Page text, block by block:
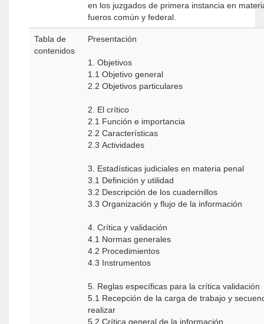
en los juzgados de primera instancia en
fueros común y federal.
Tabla de
contenidos
Presentación
1. Objetivos
1.1 Objetivo general
2.2 Objetivos particulares
2. El crítico
2.1 Función e importancia
2.2 Características
2.3 Actividades
3. Estadísticas judiciales en materia penal
3.1 Definición y utilidad
3.2 Descripción de los cuadernillos
3.3 Organización y flujo de la información
4. Crítica y validación
4.1 Normas generales
4.2 Procedimientos
4.3 Instrumentos
5. Reglas específicas para la crítica validación
5.1 Recepción de la carga de trabajo y
realizar
5.2 Crítica general de la información